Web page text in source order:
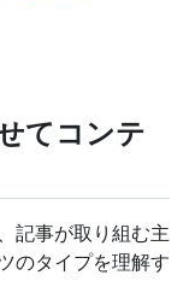
てコンテ
記事が取り組む主
のタイプを理解す